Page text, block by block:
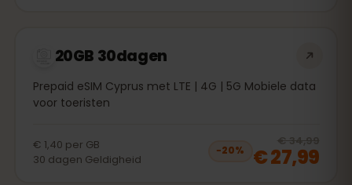
20GB 30dagen
Prepaid eSIM Cyprus met LTE | 4G | 5G Mobiele data
voor toeristen
€ 1,40 per GB
30 dagen Geldigheid
−20%
€ 34,99
€ 27,99